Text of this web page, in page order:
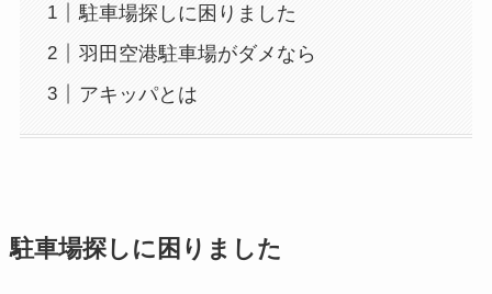
駐車場探しに困りました
羽田空港駐車場がダメなら
アキッパとは
駐車場探しに困りました